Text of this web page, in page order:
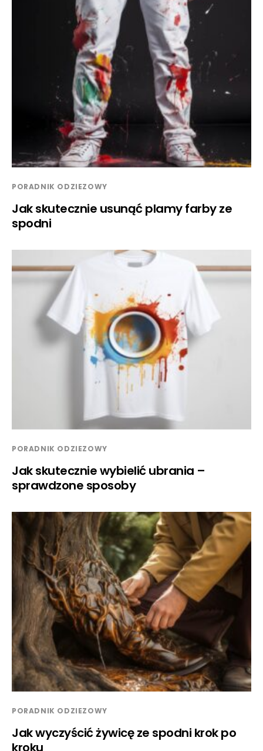
PORADNIK ODZIEZOWY
Jak skutecznie usunąć plamy farby ze
spodni
PORADNIK ODZIEZOWY
Jak skutecznie wybielić ubrania –
sprawdzone sposoby
PORADNIK ODZIEZOWY
Jak wyczyścić żywicę ze spodni krok po
kroku